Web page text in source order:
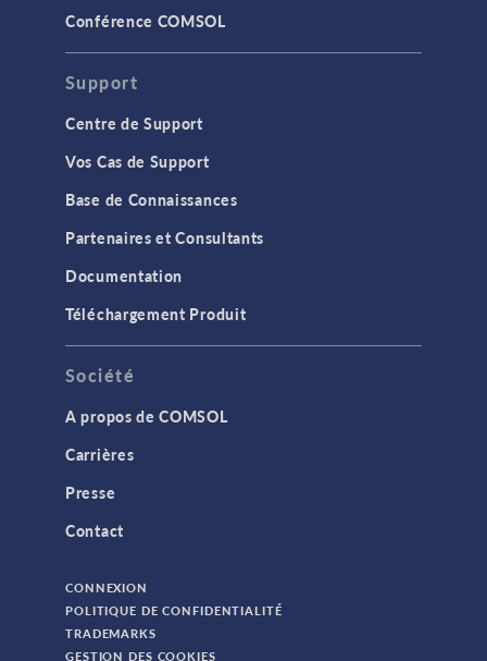
Conférence COMSOL
Support
Centre de Support
Vos Cas de Support
Base de Connaissances
Partenaires et Consultants
Documentation
Téléchargement Produit
Société
A propos de COMSOL
Carrières
Presse
Contact
CONNEXION
POLITIQUE DE CONFIDENTIALITÉ
TRADEMARKS
GESTION DES COOKIES